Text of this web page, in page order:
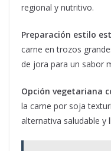
regional y nutritivo.
Preparación estilo
carne en trozos
de jora para un sabor
Opción vegetariana
la carne por soja
alternativa saludable y